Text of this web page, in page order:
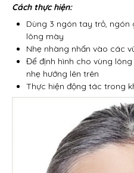
Cách thực hiện:
Dùng 3 ngón tay trỏ, ngón
lông mày
Nhẹ nhàng nhấn vào các
Để định hình cho vùng
nhẹ hướng lên trên
Thực hiện động tác trong